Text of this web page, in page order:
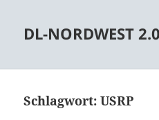
DL-NORDWEST 2.0
Schlagwort:USRP